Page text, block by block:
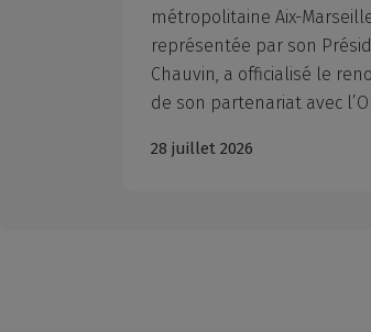
métropolitaine Aix-
représentée par son
Chauvin, a officialisé le
28 juillet 2026